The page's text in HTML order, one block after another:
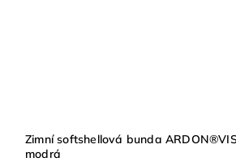
Zimní softshellová bunda
modrá